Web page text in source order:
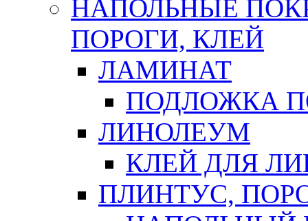
НАПОЛЬНЫЕ
ПОРОГИ, КЛЕЙ
ЛАМИНАТ
ПОДЛОЖКА
ЛИНОЛЕУМ
КЛЕЙ ДЛЯ
ПЛИНТУС,